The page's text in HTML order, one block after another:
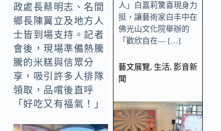
政處長蔡明志、名間
鄉長陳翼立及地方人
士皆到場支持。記者
會後，現場準備熱騰
騰的米糕與信眾分
享，吸引許多人排隊
領取，品嚐後直呼
「好吃又有福氣！」
人」白嘉莉驚喜現身力
挺，讓藝術家白丰中在
佛光山文化院舉辦的
「歡欣自在— […]
藝文展覽, 生活, 影音新
聞